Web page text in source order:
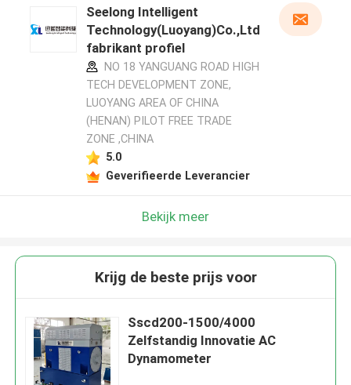
Seelong Intelligent
Technology(Luoyang)Co.,Ltd
fabrikant profiel
NO 18 YANGUANG ROAD HIGH
TECH DEVELOPMENT ZONE,
LUOYANG AREA OF CHINA
(HENAN) PILOT FREE TRADE
ZONE ,CHINA
5.0
Geverifieerde Leverancier
Bekijk meer
Krijg de beste prijs voor
Sscd200-1500/4000
Zelfstandig Innovatie AC
Dynamometer